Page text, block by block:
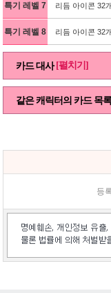
특기 레벨 7 리듬 아이콘 32
특기 레벨 8 리듬 아이콘 32
카드 대사 [펼치기]
같은 캐릭터의 카드 목
등